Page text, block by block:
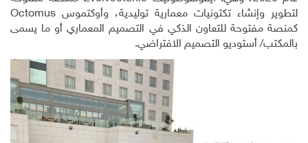
لتطوير وإنشاء تكتونيات معمارية توليدية، وأوكتموس Octomus
كمنصة مفتوحة للتعاون الذكي في التصميم المعماري أو ما يسمى
بالمكتب/ أستوديو التصميم الافتراضي.